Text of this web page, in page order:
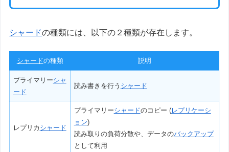
シャードの種類には、以下の２種類が存在します。
シャードの種類 説明
プライマリーシャ
ード
読み書きを行う シャード
レプリカ シャード
プライマリーシャードのコピー (レプリケーシ
ョン)
読み取りの負荷分散や、データのバックアップ
として利用